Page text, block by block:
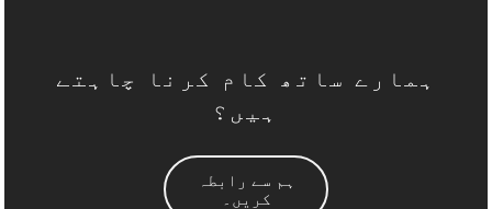
ہمارے ساتھ کام کرنا چاہتے
ہیں؟
ہم سے رابطہ
کریں۔